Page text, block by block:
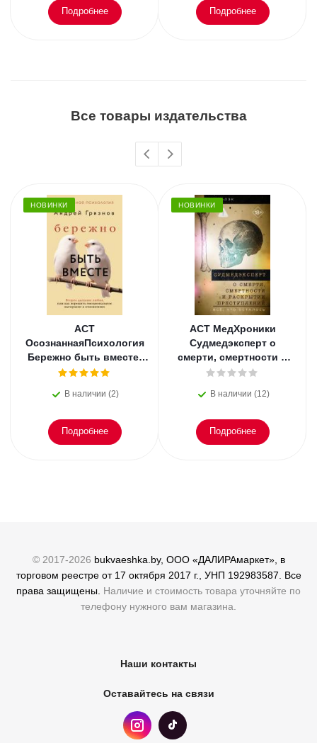
Подробнее Подробнее
Все товары издательства
НОВИНКИ
АСТ
ОсознаннаяПсихология
Бережно быть вместе.
Второе дыхание любви,
эмоциональное
В наличии (2)
Подробнее
НОВИНКИ
АСТ МедХроники
Судмедэксперт о
смерти, смертности и
раскрытии
осталось. Блэк
В наличии (12)
Подробнее
© 2017-2026 bukvaeshka.by, ООО «ДАЛИРАмаркет», в
торговом реестре от 17 октября 2017 г., УНП 192983587. Все
права защищены. Наличие и стоимость товара уточняйте по
телефону нужного вам магазина.
Наши контакты
Оставайтесь на связи